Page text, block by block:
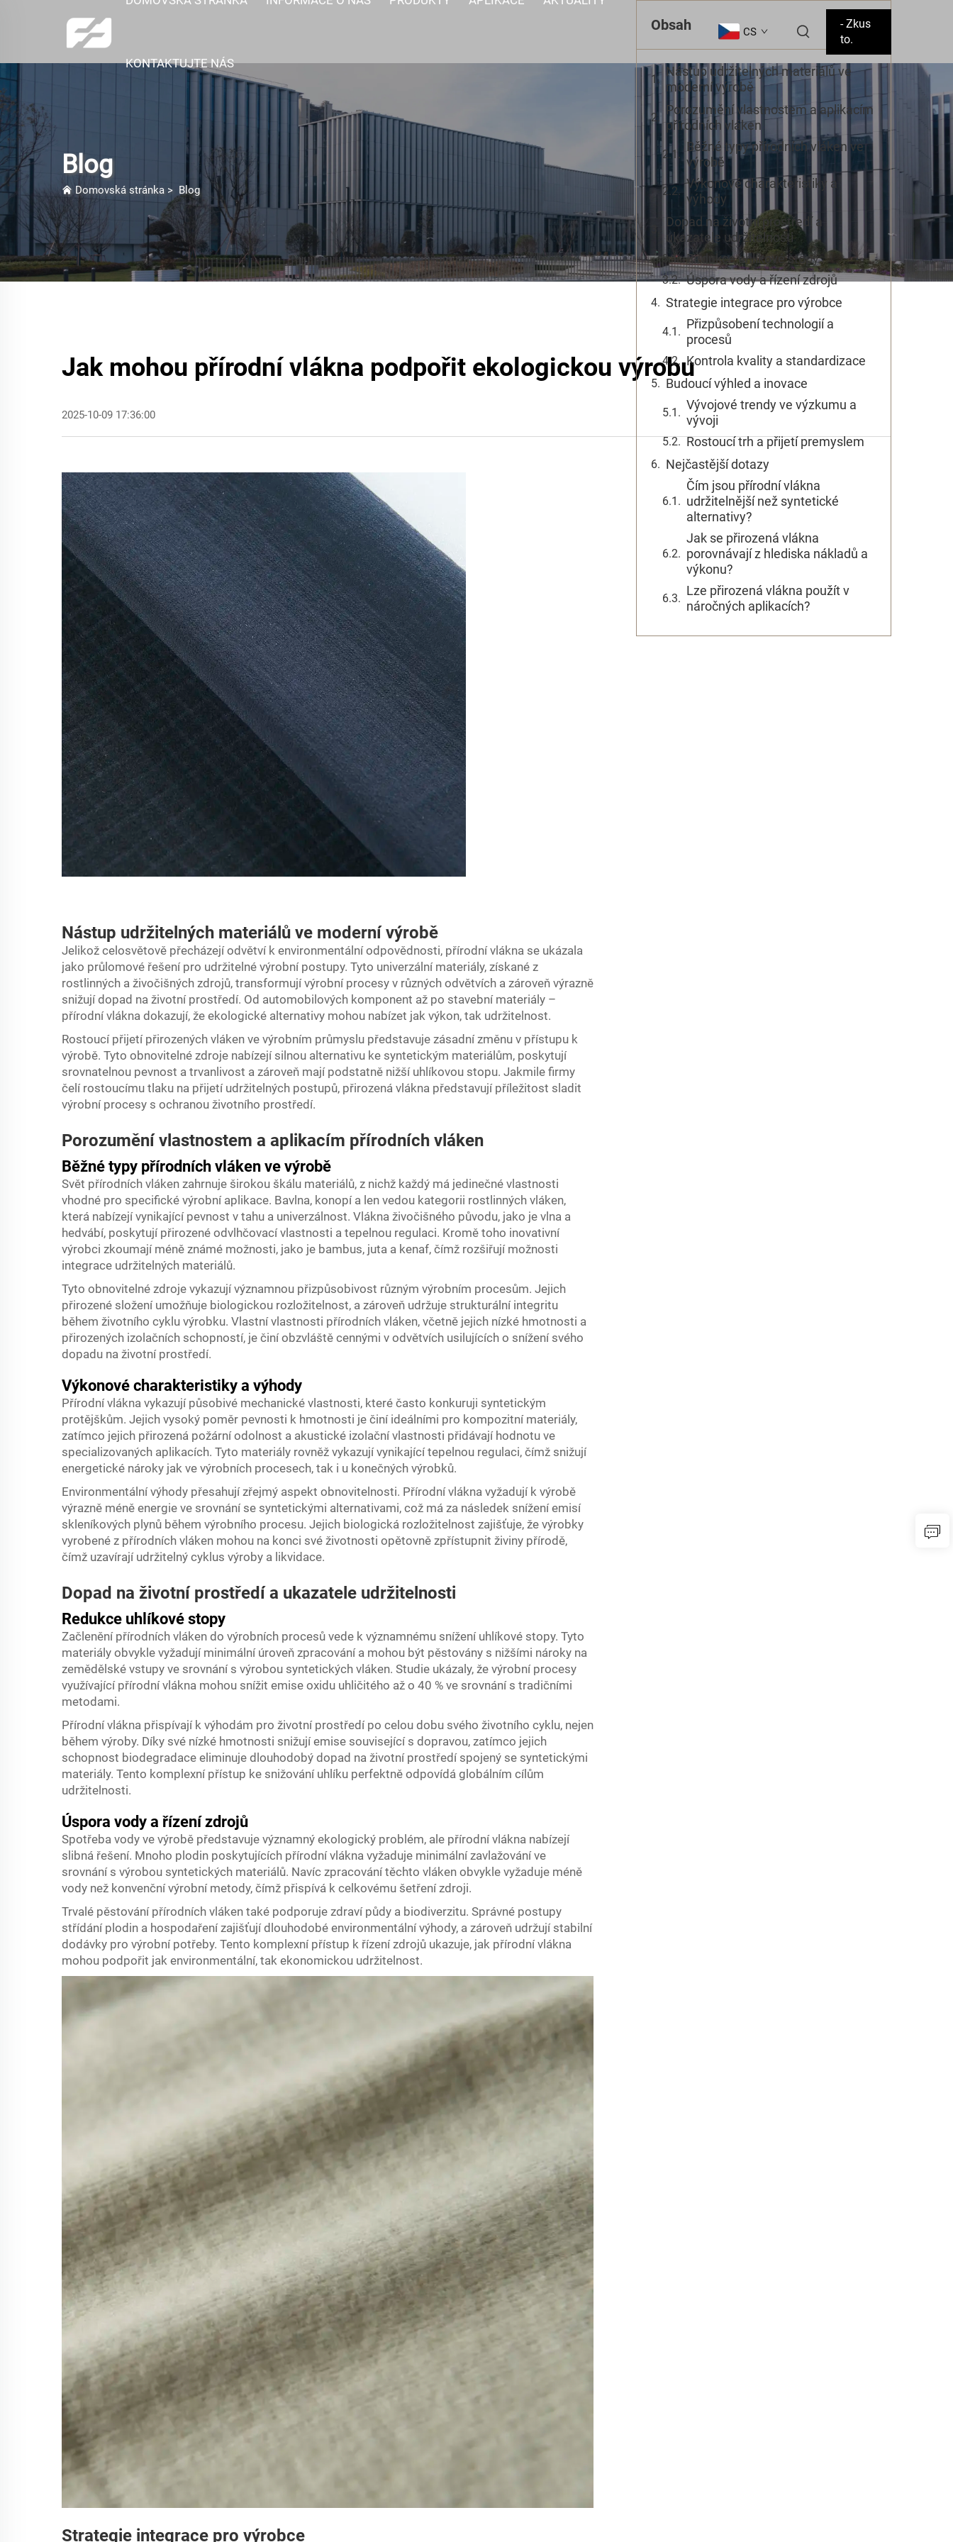
KONTAKTUJTE NÁS
CS
- Zkus
to.
Blog
Domovská stránka > Blog
Jak mohou přírodní vlákna podpořit ekologickou výrobu
2025-10-09 17:36:00
Nástup udržitelných materiálů ve moderní výrobě
Jelikož celosvětově přecházejí odvětví k environmentální odpovědnosti, přírodní vlákna se ukázala
jako průlomové řešení pro udržitelné výrobní postupy. Tyto univerzální materiály, získané z
rostlinných a živočišných zdrojů, transformují výrobní procesy v různých odvětvích a zároveň výrazně
snižují dopad na životní prostředí. Od automobilových komponent až po stavební materiály –
přírodní vlákna dokazují, že ekologické alternativy mohou nabízet jak výkon, tak udržitelnost.
Rostoucí přijetí přirozených vláken ve výrobním průmyslu představuje zásadní změnu v přístupu k
výrobě. Tyto obnovitelné zdroje nabízejí silnou alternativu ke syntetickým materiálům, poskytují
srovnatelnou pevnost a trvanlivost a zároveň mají podstatně nižší uhlíkovou stopu. Jakmile firmy
čelí rostoucímu tlaku na přijetí udržitelných postupů, přirozená vlákna představují příležitost sladit
výrobní procesy s ochranou životního prostředí.
Porozumění vlastnostem a aplikacím přírodních vláken
Běžné typy přírodních vláken ve výrobě
Svět přírodních vláken zahrnuje širokou škálu materiálů, z nichž každý má jedinečné vlastnosti
vhodné pro specifické výrobní aplikace. Bavlna, konopí a len vedou kategorii rostlinných vláken,
která nabízejí vynikající pevnost v tahu a univerzálnost. Vlákna živočišného původu, jako je vlna a
hedvábí, poskytují přirozené odvlhčovací vlastnosti a tepelnou regulaci. Kromě toho inovativní
výrobci zkoumají méně známé možnosti, jako je bambus, juta a kenaf, čímž rozšiřují možnosti
integrace udržitelných materiálů.
Tyto obnovitelné zdroje vykazují významnou přizpůsobivost různým výrobním procesům. Jejich
přirozené složení umožňuje biologickou rozložitelnost, a zároveň udržuje strukturální integritu
během životního cyklu výrobku. Vlastní vlastnosti přírodních vláken, včetně jejich nízké hmotnosti a
přirozených izolačních schopností, je činí obzvláště cennými v odvětvích usilujících o snížení svého
dopadu na životní prostředí.
Výkonové charakteristiky a výhody
Přírodní vlákna vykazují působivé mechanické vlastnosti, které často konkuruji syntetickým
protějškům. Jejich vysoký poměr pevnosti k hmotnosti je činí ideálními pro kompozitní materiály,
zatímco jejich přirozená požární odolnost a akustické izolační vlastnosti přidávají hodnotu ve
specializovaných aplikacích. Tyto materiály rovněž vykazují vynikající tepelnou regulaci, čímž snižují
energetické nároky jak ve výrobních procesech, tak i u konečných výrobků.
Environmentální výhody přesahují zřejmý aspekt obnovitelnosti. Přírodní vlákna vyžadují k výrobě
výrazně méně energie ve srovnání se syntetickými alternativami, což má za následek snížení emisí
skleníkových plynů během výrobního procesu. Jejich biologická rozložitelnost zajišťuje, že výrobky
vyrobené z přírodních vláken mohou na konci své životnosti opětovně zpřístupnit živiny přírodě,
čímž uzavírají udržitelný cyklus výroby a likvidace.
Dopad na životní prostředí a ukazatele udržitelnosti
Redukce uhlíkové stopy
Začlenění přírodních vláken do výrobních procesů vede k významnému snížení uhlíkové stopy. Tyto
materiály obvykle vyžadují minimální úroveň zpracování a mohou být pěstovány s nižšími nároky na
zemědělské vstupy ve srovnání s výrobou syntetických vláken. Studie ukázaly, že výrobní procesy
využívající přírodní vlákna mohou snížit emise oxidu uhličitého až o 40 % ve srovnání s tradičními
metodami.
Přírodní vlákna přispívají k výhodám pro životní prostředí po celou dobu svého životního cyklu, nejen
během výroby. Díky své nízké hmotnosti snižují emise související s dopravou, zatímco jejich
schopnost biodegradace eliminuje dlouhodobý dopad na životní prostředí spojený se syntetickými
materiály. Tento komplexní přístup ke snižování uhlíku perfektně odpovídá globálním cílům
udržitelnosti.
Úspora vody a řízení zdrojů
Spotřeba vody ve výrobě představuje významný ekologický problém, ale přírodní vlákna nabízejí
slibná řešení. Mnoho plodin poskytujících přírodní vlákna vyžaduje minimální zavlažování ve
srovnání s výrobou syntetických materiálů. Navíc zpracování těchto vláken obvykle vyžaduje méně
vody než konvenční výrobní metody, čímž přispívá k celkovému šetření zdroji.
Trvalé pěstování přírodních vláken také podporuje zdraví půdy a biodiverzitu. Správné postupy
střídání plodin a hospodaření zajišťují dlouhodobé environmentální výhody, a zároveň udržují stabilní
dodávky pro výrobní potřeby. Tento komplexní přístup k řízení zdrojů ukazuje, jak přírodní vlákna
mohou podpořit jak environmentální, tak ekonomickou udržitelnost.
Strategie integrace pro výrobce
Obsah
Nástup udržitelných materiálů ve
moderní výrobě
Porozumění vlastnostem a aplikacím
přírodních vláken
Běžné typy přírodních vláken ve
výrobě
Výkonové charakteristiky a
výhody
Dopad na životní prostředí a
ukazatele udržitelnosti
Redukce uhlíkové stopy
Úspora vody a řízení zdrojů
Strategie integrace pro výrobce
Přizpůsobení technologií a
procesů
Kontrola kvality a standardizace
Budoucí výhled a inovace
Vývojové trendy ve výzkumu a
vývoji
Rostoucí trh a přijetí premyslem
Nejčastější dotazy
Čím jsou přírodní vlákna
udržitelnější než syntetické
alternativy?
Jak se přirozená vlákna
porovnávají z hlediska nákladů a
výkonu?
Lze přirozená vlákna použít v
náročných aplikacích?